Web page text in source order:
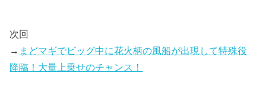
次回
→ まどマギでビッグ中に花火柄の風船が出現して特殊役
降臨！大量上乗せのチャンス！